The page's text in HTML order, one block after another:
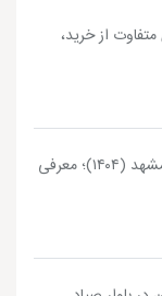
از خرید،
بهترین مراکز خرید طلا و جواهر در مشهد (۱۴۰۴)؛ معرفی